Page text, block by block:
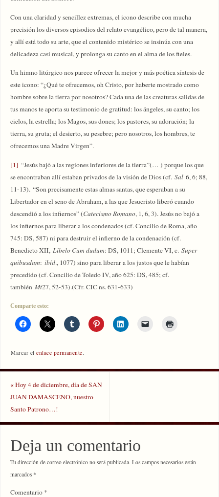
Con una claridad y sencillez extremas, el icono describe con mucha
precisión los diversos episodios del relato evangélico, pero de tal manera,
y allí está todo su arte, que el contenido mistérico se insinúa con una
delicadeza casi musical, y prolonga su canto en el alma de los fieles.
Un himno litúrgico nos parece ofrecer la mejor y más poética síntesis de
este icono: “¿Qué te ofrecemos, oh Cristo, por haberte mostrado como
hombre sobre la tierra por nosotros? Cada una de las creaturas salidas de
tus manos te aporta su testimonio de gratitud: los ángeles, su canto; los
cielos, la estrella; los Magos, sus dones; los pastores, su adoración; la
tierra, su gruta; el desierto, su pesebre; pero nosotros, los hombres, te
ofrecemos una Madre Virgen”.
[1] “Jesús bajó a las regiones inferiores de la tierra”(… ) porque los que
se encontraban allí estaban privados de la visión de Dios (cf.Sal 6, 6; 88,
11-13). “Son precisamente estas almas santas, que esperaban a su
Libertador en el seno de Abraham, a las que Jesucristo liberó cuando
descendió a los infiernos” (Catecismo Romano, 1, 6, 3). Jesús no bajó a
los infiernos para liberar a los condenados (cf. Concilio de Roma, año
745: DS, 587) ni para destruir el infierno de la condenación (cf.
Benedicto XII,Libelo Cum dudum: DS, 1011; Clemente VI, c.Super
quibusdam:ibíd., 1077) sino para liberar a los justos que le habían
precedido (cf. Concilio de Toledo IV, año 625: DS, 485; cf.
tambiénMt27, 52-53).(Cfr. CIC ns. 631-633)
Comparte esto:
Marcar elenlace permanente.
«Hoy 4 de diciembre, día de SAN
JUAN DAMASCENO, nuestro
Santo Patrono…!
Deja un comentario
Tu dirección de correo electrónico no será publicada. Los campos necesarios están
marcados *
Comentario *